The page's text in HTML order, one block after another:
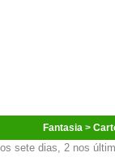
Fantasia >
sete dias, 2 nos